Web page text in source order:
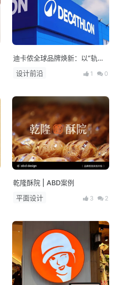
迪卡侬全球品牌焕新：以“轨道”
形象引领运动未来，践行可持续
发展愿景
设计前沿 1 0
乾隆酥院 | ABD案例
平面设计
3 2